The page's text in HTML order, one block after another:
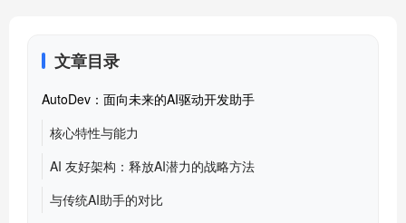
文章目录
AutoDev：面向未来的AI驱动开发助手
核心特性与能力
AI 友好架构：释放AI潜力的战略方法
与传统AI助手的对比